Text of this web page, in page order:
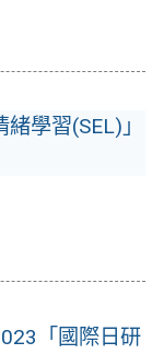
學習(SEL)」
「國際日研